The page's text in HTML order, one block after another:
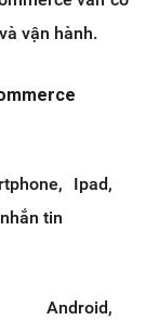
vận hành.
Ipad,
tin
Android,